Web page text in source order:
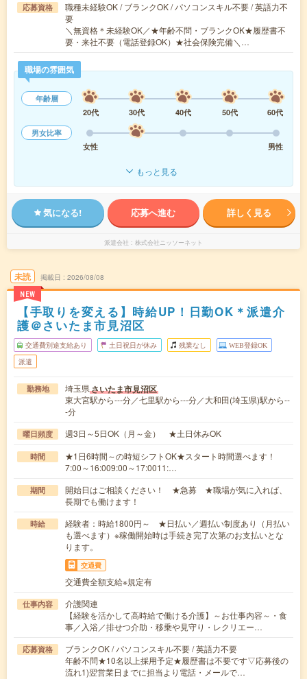
応募資格
職種未経験OK / ブランクOK / パソコンスキル不要 / 英語力不
要
＼無資格＊未経験OK／★年齢不問・ブランクOK★履歴書不
要・来社不要（電話登録OK）★社会保険完備＼…
職場の雰囲気
年齢層
20代
30代 40代 50代
60代
男女比率
女性
男性
もっと見る
気になる! 応募へ進む 詳しく見る
派遣会社 株式会社ニッソーネット
未読
NEW
掲載日 2026/08/08
【手取りを変える】時給UP！日勤OK＊派遣介
護＠さいたま市見沼区
交通費別途支給あり 土日祝日が休み 残業なし WEB登録OK
派遣
勤務地 埼玉県さいたま市見沼区
東大宮駅から---分／七里駅から---分／大和田(埼玉県)駅から--
-分
曜日頻度 週3日～5日OK（月～金） ★土日休みOK
時間
★1日6時間～の時短シフトOK★スタート時間選べます！
7:00～16:009:00～17:0011:…
期間
開始日はご相談ください！ ★急募 ★職場が気に入れば、
長期でも働けます！
時給
経験者：時給1800円～ ★日払い／週払い制度あり（月払い
も選べます）※稼働開始時は手続き完了次第のお支払いとな
ります。
交通費
交通費全額支給※規定有
仕事内容
介護関連
【経験を活かして高時給で働ける介護】～お仕事内容～・食
事／入浴／排せつ介助・移乗や見守り・レクリエー…
応募資格
ブランクOK / パソコンスキル不要 / 英語力不要
年齢不問★10名以上採用予定★履歴書は不要です▽応募後の
流れ1)翌営業日までに担当より電話・メールで…